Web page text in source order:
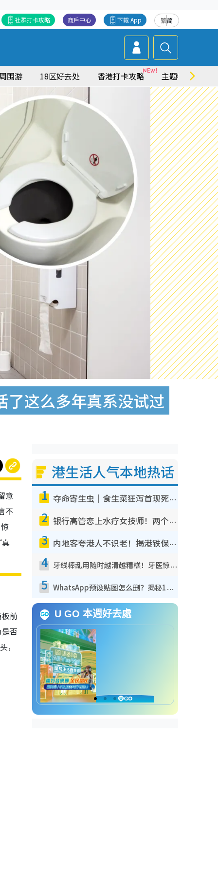
繁简
下載 App
商戶中心
社群打卡攻略
围游 18区好去处 香港打卡攻略 主题特集
这么多年真系没试过
意
不
前
否
，
港生活人气本地热话
1 夺命寄生虫｜食生菜狂泻首现死者！疫潮恶化录1.8万宗病例 揭洗菜3大谬误
2 银行高管恋上水疗女技师！两个月借128万惊觉“沉船”沉落火海 揭背后疑似邪教操控卖淫
3 内地客夸港人不识老！揭港铁保鲜级冷气 港人求放过：别投诉
4 牙线棒乱用随时越清越糟糕！牙医惊揭盲目过户细菌恐致蛀牙：这种才是日常真保养
5 WhatsApp预设贴图怎么删？揭秘1招“反向操作”还原简洁界面 附3步实测教程
U GO 本週好去處